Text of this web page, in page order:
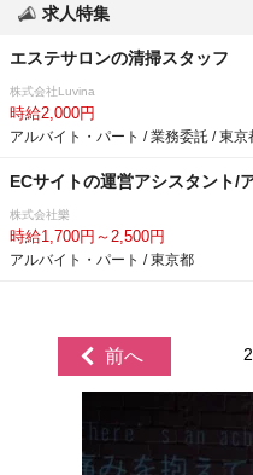
求人特集
エステサロンの清掃スタッフ
株式会社Luvina
時給2,000円
アルバイト・パート / 業務委託 / 東京
ECサイトの運営アシスタント/
株式会社樂
時給1,700円～2,500円
アルバイト・パート / 東京都
前へ